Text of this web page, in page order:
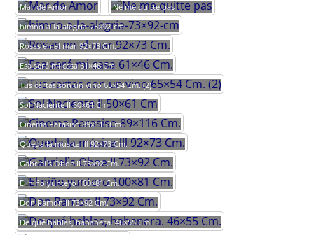
Mar de Amor
Ne me quitte pas
himno-a-la-alegria-73×92-cm
Rosas en el mar 92×73 Cm.
Esa será mi casa 61×46 Cm.
Tus cartas son un vino 65×54 Cm. (2)
Sol Naciente II 50×61 Cm
Cinema Parasiso 89×116 Cm.
Queda la música lll 92×73 Cm.
Gabriel`s Oboe II 73×92 Cm.
El niño yuntero 100×81 Cm.
Don Ramon II 73×92 Cm.
De qué hablas, habanera. 46×55 Cm.